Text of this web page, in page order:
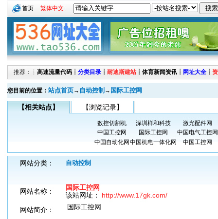
首页 繁体中文
推荐：┊ 高速流量代码 ┊ 分类目录 ┊ 耐迪斯建站 ┊ 体育新闻资讯 ┊ 网址大全 ┊
您目前的位置： 站点首页→ 自动控制 → 国际工控网
【相关站点】 【浏览记录】
数控切割机 深圳样和科技
激光配件网
中国工控网
国际工控网
中国电气工控网
中国自动化网 中国机电一体化网 中国工控网
网站分类： 自动控制
网站名称：
国际工控网
该站网址： http://www.17gk.com/
网站简介：
国际工控网